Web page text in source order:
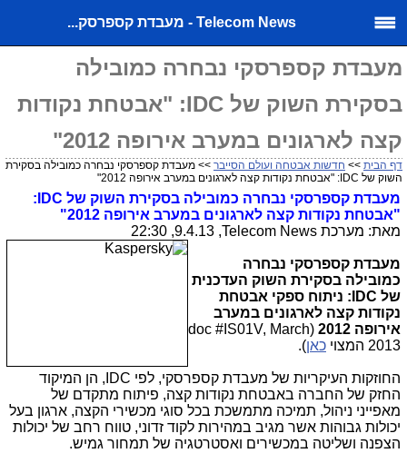
Telecom News - מעבדת קספרסק...
מעבדת קספרסקי נבחרה כמובילה
בסקירת השוק של IDC: "אבטחת נקודות
קצה לארגונים במערב אירופה 2012"
דף הבית >> חדשות אבטחה ועולם הסייבר >> מעבדת קספרסקי נבחרה כמובילה בסקירת
השוק של IDC: "אבטחת נקודות קצה לארגונים במערב אירופה 2012"
מעבדת קספרסקי נבחרה כמובילה בסקירת השוק של IDC
:
"אבטחת נקודות קצה לארגונים במערב אירופה 2012"
מאת: מערכת Telecom News
, 9.4.13, 22:30
מעבדת קספרסקי נבחרה
כמובילה בסקירת השוק העדכנית
של IDC : ניתוח ספקי אבטחת
נקודות קצה לארגונים במערב
אירופה 2012
(
doc #IS01V, March
2013 המצוי כאן).
החוזקות העיקריות של מעבדת קספרסקי, לפי IDC , הן המיקוד
החזק של החברה באבטחת נקודות קצה, פיתוח מתקדם של
מאפייני ניהול, תמיכה מתמשכת בכל סוגי מכשירי הקצה, ארגון בעל
יכולות גבוהות אשר מגיב במהירות לקוד זדוני, טווח רחב של יכולות
הצפנה ושליטה במכשירים ואסטרטגיה של תמחור גמיש.